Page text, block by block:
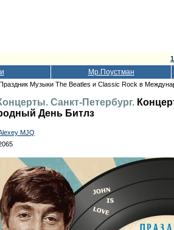
Мр.Поустман
Музыки The Beatles и Classic Rock в
Санкт-Петербург.
День Битлз
MJQ